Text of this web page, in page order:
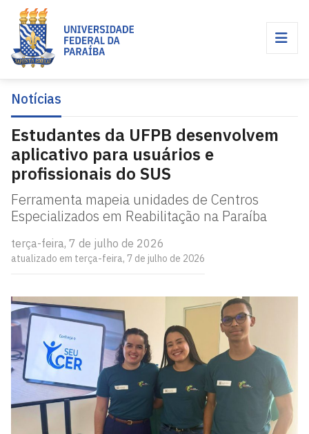
Notícias
Estudantes da UFPB desenvolvem
aplicativo para usuários e
profissionais do SUS
Ferramenta mapeia unidades de Centros
Especializados em Reabilitação na Paraíba
terça-feira, 7 de julho de 2026
atualizado em terça-feira, 7 de julho de 2026